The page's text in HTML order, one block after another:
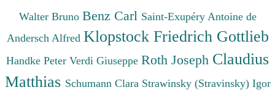
Walter Bruno Benz Carl Saint-Exupéry Antoine de
Andersch Alfred Klopstock Friedrich Gottlieb
Handke Peter Verdi Giuseppe Roth Joseph Claudius
Matthias Schumann Clara Strawinsky (Stravinsky) Igor